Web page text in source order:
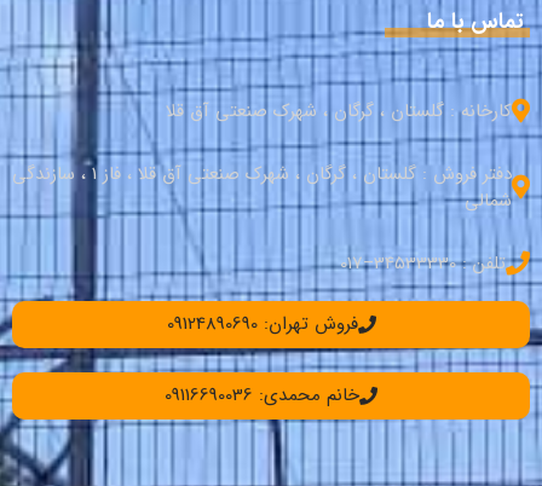
تماس با ما
کارخانه : گلستان ، گرگان ، شهرک صنعتی آق قلا
دفتر فروش : گلستان ، گرگان ، شهرک صنعتی آق قلا ، فاز 1 ، سازندگی
شمالی
تلفن : 34533330–017
فروش تهران: 09124890690
خانم محمدی: 09116690036